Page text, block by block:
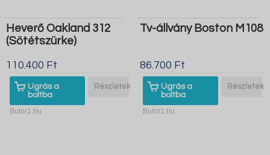
Heverő Oakland 312
(Sötétszürke)
110.400 Ft
Ugrás a
boltba
Részletek
Butor1.hu
Tv-állvány Boston M108
86.700 Ft
Ugrás a
boltba
Részletek
Butor1.hu